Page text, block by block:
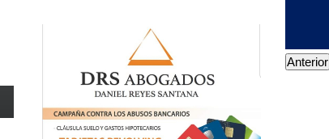
Anterior